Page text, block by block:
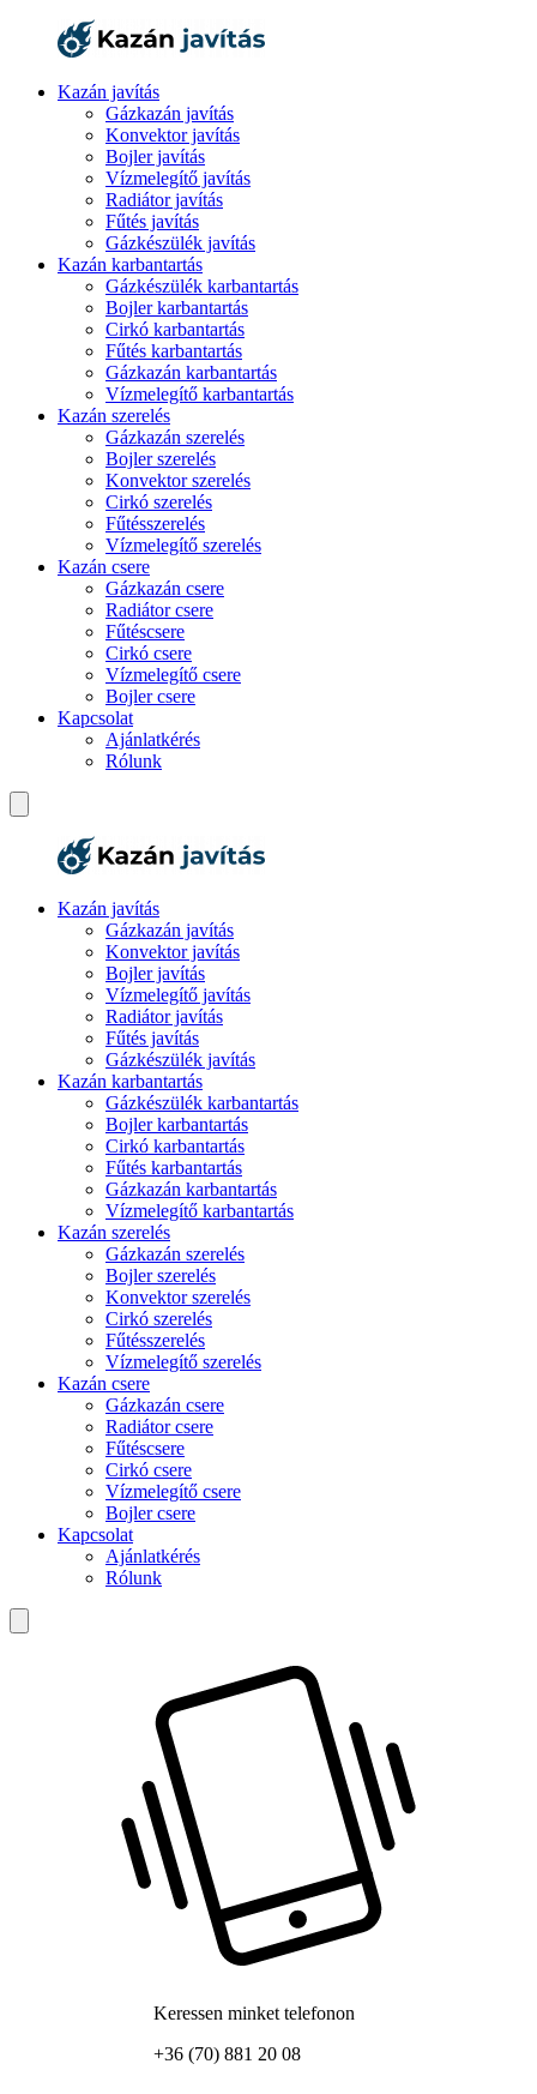
Kazán javítás
Gázkazán javítás
Konvektor javítás
Bojler javítás
Vízmelegítő javítás
Radiátor javítás
Fűtés javítás
Gázkészülék javítás
Kazán karbantartás
Gázkészülék karbantartás
Bojler karbantartás
Cirkó karbantartás
Fűtés karbantartás
Gázkazán karbantartás
Vízmelegítő karbantartás
Kazán szerelés
Gázkazán szerelés
Bojler szerelés
Konvektor szerelés
Cirkó szerelés
Fűtésszerelés
Vízmelegítő szerelés
Kazán csere
Gázkazán csere
Radiátor csere
Fűtéscsere
Cirkó csere
Vízmelegítő csere
Bojler csere
Kapcsolat
Ajánlatkérés
Rólunk
Kazán javítás
Gázkazán javítás
Konvektor javítás
Bojler javítás
Vízmelegítő javítás
Radiátor javítás
Fűtés javítás
Gázkészülék javítás
Kazán karbantartás
Gázkészülék karbantartás
Bojler karbantartás
Cirkó karbantartás
Fűtés karbantartás
Gázkazán karbantartás
Vízmelegítő karbantartás
Kazán szerelés
Gázkazán szerelés
Bojler szerelés
Konvektor szerelés
Cirkó szerelés
Fűtésszerelés
Vízmelegítő szerelés
Kazán csere
Gázkazán csere
Radiátor csere
Fűtéscsere
Cirkó csere
Vízmelegítő csere
Bojler csere
Kapcsolat
Ajánlatkérés
Rólunk
Keressen minket telefonon
+36 (70) 881 20 08